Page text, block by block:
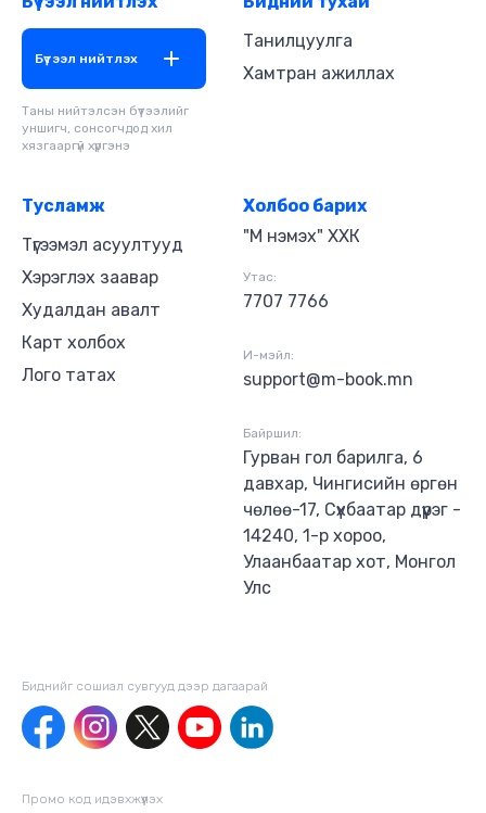
Бүтээл нийтлэх
Таны нийтэлсэн бүтээлийг
уншигч, сонсогчдод хил
хязгааргүй хүргэнэ
Танилцуулга
Хамтран ажиллах
Тусламж
Түгээмэл асуултууд
Хэрэглэх заавар
Худалдан авалт
Карт холбох
Лого татах
Холбоо барих
"М нэмэх" ХХК
Утас:
7707 7766
И-мэйл:
support@m-book.mn
Байршил:
Гурван гол барилга, 6
давхар, Чингисийн өргөн
чөлөө-17, Сүхбаатар дүүрэг -
14240, 1-р хороо,
Улаанбаатар хот, Монгол
Улс
Биднийг сошиал сувгууд дээр дагаaрай
Промо код идэвхжүүлэх